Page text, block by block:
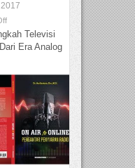
Televisi
Era Analog